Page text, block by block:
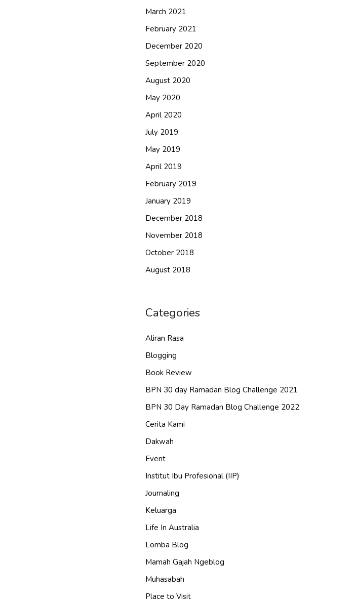
March 2021
February 2021
December 2020
September 2020
August 2020
May 2020
April 2020
July 2019
May 2019
April 2019
February 2019
January 2019
December 2018
November 2018
October 2018
August 2018
Categories
Aliran Rasa
Blogging
Book Review
BPN 30 day Ramadan Blog Challenge 2021
BPN 30 Day Ramadan Blog Challenge 2022
Cerita Kami
Dakwah
Event
Institut Ibu Profesional (IIP)
Journaling
Keluarga
Life In Australia
Lomba Blog
Mamah Gajah Ngeblog
Muhasabah
Place to Visit